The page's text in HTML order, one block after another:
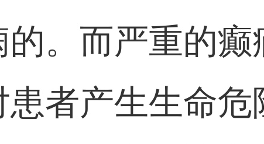
。而严重的
者产生生命